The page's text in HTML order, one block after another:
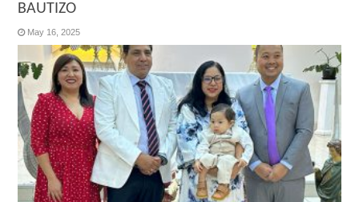
BAUTIZO
May 16, 2025